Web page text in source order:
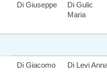
Di Giuseppe
Di Gulic
Maria
Di Giacomo Di Levi